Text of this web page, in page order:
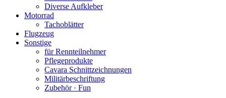
Diverse Aufkleber
Motorrad
Tachoblätter
Flugzeug
Sonstige
für Rennteilnehmer
Pflegeprodukte
Cavara Schnittzeichnungen
Militärbeschriftung
Zubehör · Fun